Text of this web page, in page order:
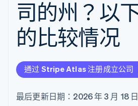
备案商家解决
方案
Payment links
无代码支付
预构建支付界
面
Elements
Payment
订阅管理
Invoicing
一次性或定期
Tax
销售税和增值
税自动化
Recognition
按应用场景
智能体商务
加密货币
嵌入式金融
财务自动化
全球化企业
交易市场
指南
实施预置结账流程
构建平台或交易市
管理订阅
发行稳定币支持的支
支持
获取支持
专业服务
公司
司的州？以
的比较情况
通过 Stripe Atlas 注册成立公司
最后更新日期：2026 年 3 月 18 日